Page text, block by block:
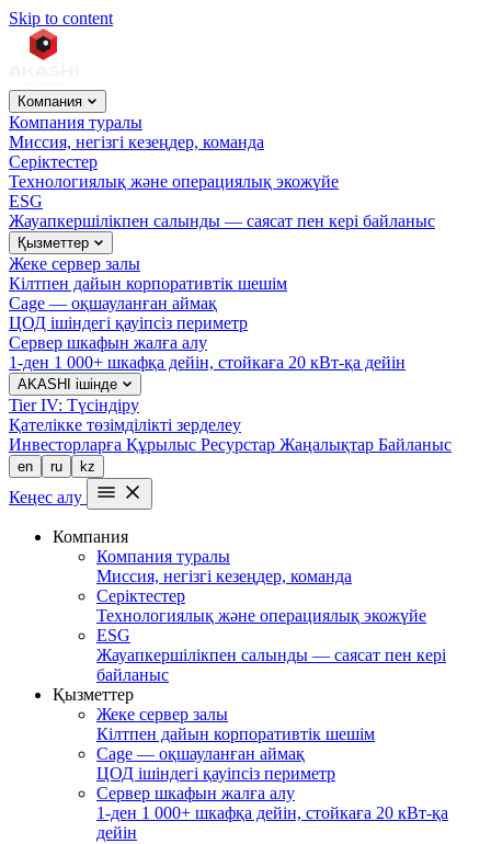
Skip to content
Компания
Компания туралы
Миссия, негізгі кезеңдер, команда
Серіктестер
Технологиялық және операциялық экожүйе
ESG
Жауапкершілікпен салынды — саясат пен кері байланыс
Қызметтер
Жеке сервер залы
Кілтпен дайын корпоративтік шешім
Cage — оқшауланған аймақ
ЦОД ішіндегі қауіпсіз периметр
Сервер шкафын жалға алу
1-ден 1 000+ шкафқа дейін, стойкаға 20 кВт-қа дейін
AKASHI ішінде
Tier IV: Түсіндіру
Қателікке төзімділікті зерделеу
Инвесторларға Құрылыс Ресурстар Жаңалықтар Байланыс
en ru kz
Кеңес алу
Компания
Компания туралы
Миссия, негізгі кезеңдер, команда
Серіктестер
Технологиялық және операциялық экожүйе
ESG
Жауапкершілікпен салынды — саясат пен кері
байланыс
Қызметтер
Жеке сервер залы
Кілтпен дайын корпоративтік шешім
Cage — оқшауланған аймақ
ЦОД ішіндегі қауіпсіз периметр
Сервер шкафын жалға алу
1-ден 1 000+ шкафқа дейін, стойкаға 20 кВт-қа
дейін